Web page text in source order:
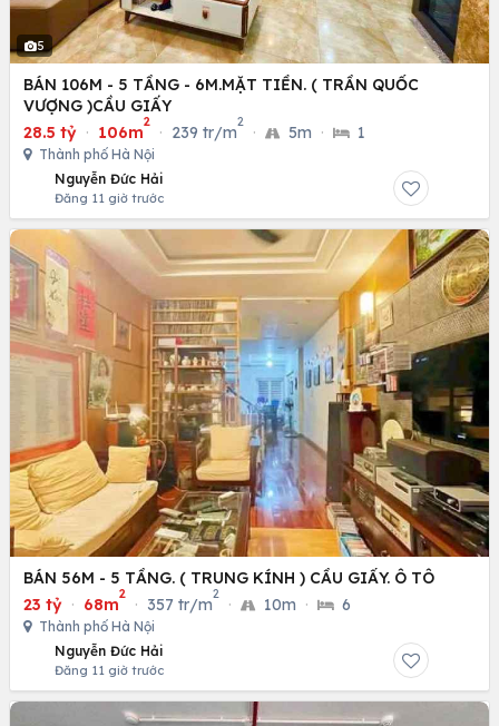
5
BÁN 106M - 5 TẦNG - 6M.MẶT TIỀN. ( TRẦN QUỐC
VƯỢNG )CẦU GIẤY
28.5 tỷ · 106m
2
· 239 tr/m
2
· 5m · 1
Thành phố Hà Nội
Nguyễn Đức Hải
Đăng 11 giờ trước
BÁN 56M - 5 TẦNG. ( TRUNG KÍNH ) CẦU GIẤY. Ô TÔ
23 tỷ · 68m
2
· 357 tr/m
2
· 10m · 6
Thành phố Hà Nội
Nguyễn Đức Hải
Đăng 11 giờ trước